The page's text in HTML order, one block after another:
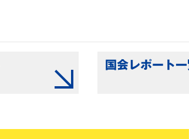
国会レポート